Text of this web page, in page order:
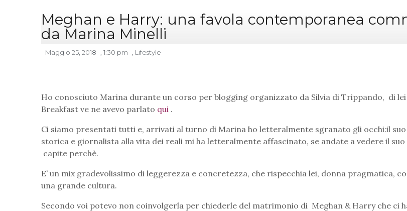
Meghan e Harry: una favola contemporanea
da Marina Minelli
Maggio 25, 2018 1:30 pm Lifestyle
Ho conosciuto Marina durante un corso per blogging organizzato da Silvia di Trippando, di lei
Breakfast ve ne avevo parlato qui .
Ci siamo presentati tutti e, arrivati al turno di Marina ho letteralmente sgranato gli occhi:il
storica e giornalista alla vita dei reali mi ha letteralmente affascinato, se andate a vedere il suo
capite perchè.
E’ un mix gradevolissimo di leggerezza e concretezza, che rispecchia lei, donna pragmatica,
una grande cultura.
Secondo voi potevo non coinvolgerla per chiederle del matrimonio di Meghan & Harry che ci